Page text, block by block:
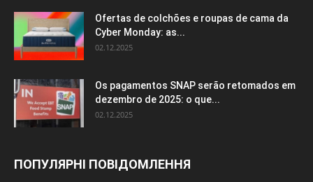
Ofertas de colchões e roupas de cama da
Cyber ​​Monday: as...
02.12.2025
Os pagamentos SNAP serão retomados em
dezembro de 2025: o que...
02.12.2025
ПОПУЛЯРНІ ПОВІДОМЛЕННЯ